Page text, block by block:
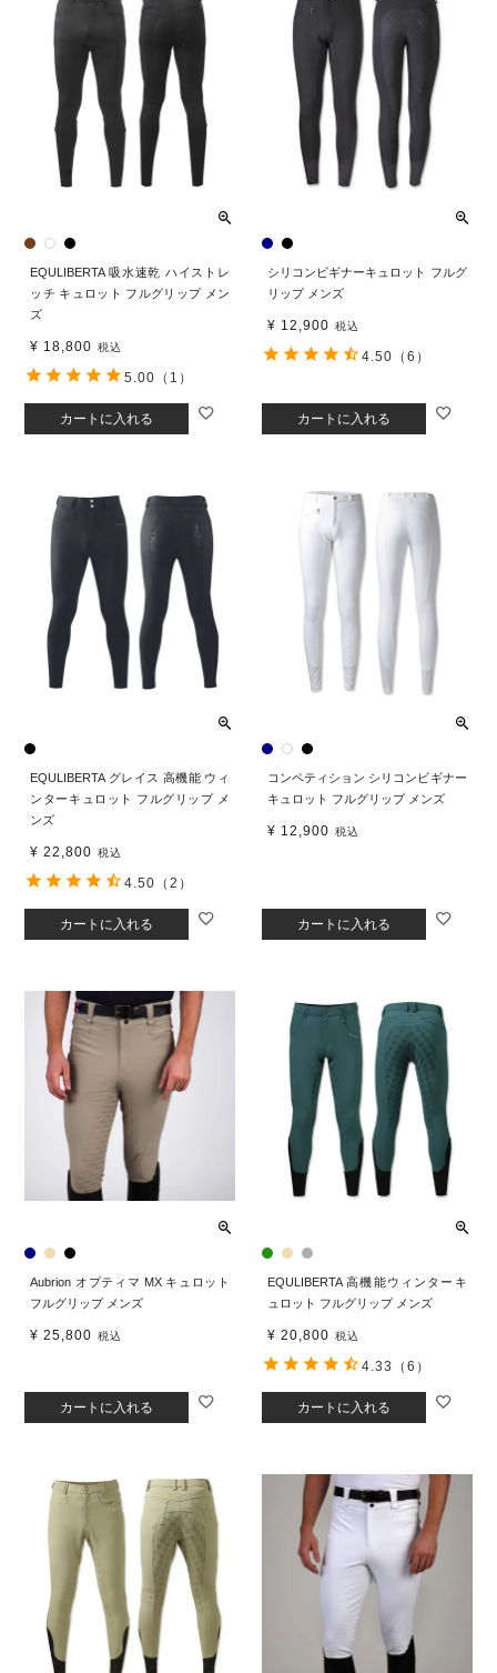
EQULIBERTA 吸水速乾 ハイストレ
ッチ キュロット フルグリップ メン
ズ
¥ 18,800 税込
カートに入れる
5.00 （1）
シリコンビギナーキュロット フルグ
リップ メンズ
¥ 12,900 税込
カートに入れる
4.50 （6）
EQULIBERTA グレイス 高機能 ウィ
ンターキュロット フルグリップ メ
ンズ
¥ 22,800 税込
カートに入れる
4.50 （2）
コンペティション シリコンビギナー
キュロット フルグリップ メンズ
¥ 12,900 税込
カートに入れる
Aubrion オプティマ MX キュロット
フルグリップ メンズ
¥ 25,800 税込
カートに入れる
EQULIBERTA 高機能ウィンターキ
ュロット フルグリップ メンズ
¥ 20,800 税込
カートに入れる
4.33 （6）